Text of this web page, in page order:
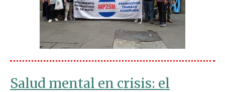
Salud mental en crisis: el